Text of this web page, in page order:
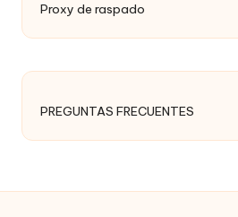
Proxy de raspado
PREGUNTAS FRECUENTES